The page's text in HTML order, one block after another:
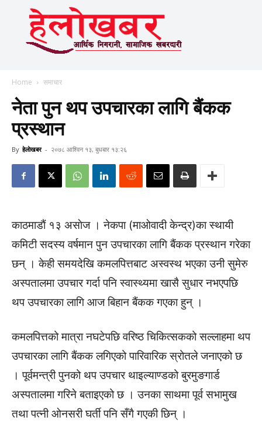
Home समाचार
नेता पुन थप उपचारका लागि बैंकक
प्रस्थान
By हेलाेखबर - २०७८ आश्विन १३, बुधबार १३:२६
काठमाडाैं १३ असाेज । नेकपा (माओवादी केन्द्र)का स्थायी
कमिटी सदस्य वर्षमान पुन उपचारका लागि बैंकक प्रस्थान गरेका
छन् । केही समयदेखि कमलपित्तबाट अस्वस्थ भएका उनी सुमेरु
अस्पतालमा उपचार गर्दा पनि स्वास्थ्यमा खासै सुधार नभएपछि
थप उपचारका लागि आज बिहान बैंकक गएका हुन् ।
कमलपित्तको मात्रा नघटेपछि वरिष्ठ चिकित्सकको सल्लाहमा थप
उपचारका लागि बैंकक लगिएको पारिवारिक स्रोतले जनाएको छ
। पूर्वमन्त्री पुनको थप उपचार थाइल्याण्डको बुरमुङगार्ड
अस्पतालमा गरिने बताइएको छ । उनका साथमा पूर्व सभामुख
तथा पत्नी ओनसरी घर्ती पनि सँगै गएकी छिन् ।